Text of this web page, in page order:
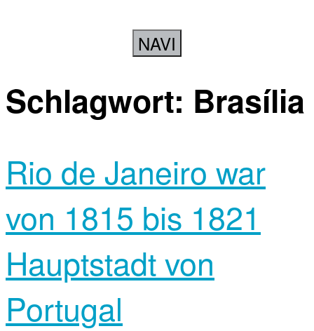
NAVI
Schlagwort: Brasília
Rio de Janeiro war
von 1815 bis 1821
Hauptstadt von
Portugal